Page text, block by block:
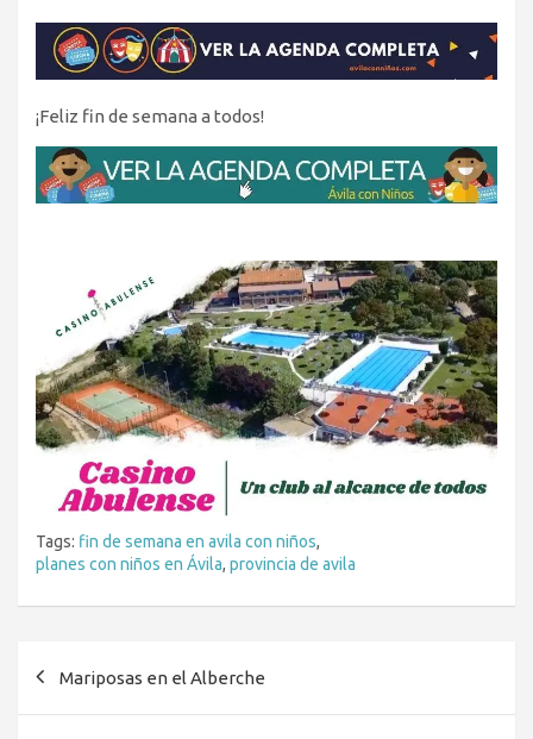
¡Feliz fin de semana a todos!
Tags: fin de semana en avila con niños,
planes con niños en Ávila, provincia de avila
Mariposas en el Alberche